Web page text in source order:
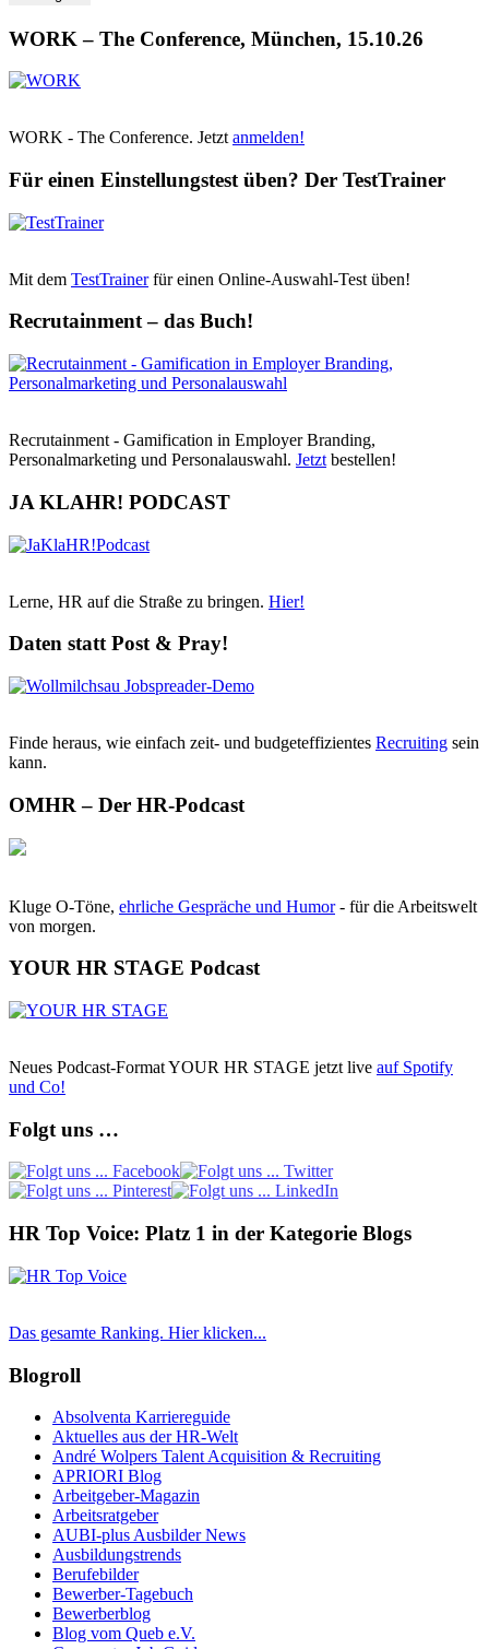
WORK – The Conference, München, 15.10.26
WORK - The Conference. Jetzt anmelden!
Für einen Einstellungstest üben? Der TestTrainer
Mit dem TestTrainerfür einen Online-Auswahl-Test üben!
Recrutainment – das Buch!
Recrutainment - Gamification in Employer Branding,
Personalmarketing und Personalauswahl. Jetzt bestellen!
JA KLAHR! PODCAST
Lerne, HR auf die Straße zu bringen. Hier!
Daten statt Post & Pray!
Finde heraus, wie einfach zeit- und budgeteffizientes Recruiting sein
kann.
OMHR – Der HR-Podcast
Kluge O-Töne, ehrliche Gespräche und Humor- für die Arbeitswelt
von morgen.
YOUR HR STAGE Podcast
Neues Podcast-Format YOUR HR STAGE jetzt live auf Spotify
und Co!
Folgt uns …
HR Top Voice: Platz 1 in der Kategorie Blogs
Das gesamte Ranking. Hier klicken...
Blogroll
Absolventa Karriereguide
Aktuelles aus der HR-Welt
André Wolpers Talent Acquisition & Recruiting
APRIORI Blog
Arbeitgeber-Magazin
Arbeitsratgeber
AUBI-plus Ausbilder News
Ausbildungstrends
Berufebilder
Bewerber-Tagebuch
Bewerberblog
Blog vom Queb e.V.